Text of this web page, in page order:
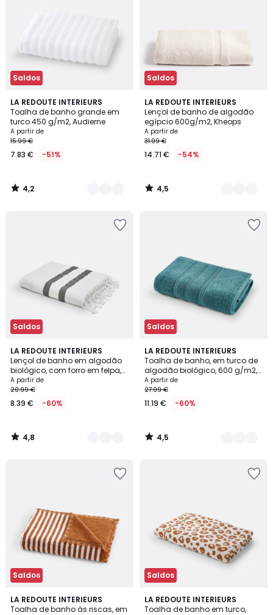
Saldos
LA REDOUTE INTERIEURS
Toalha de banho grande em
turco 450 g/m2, Audierne
A partir de
15.99 €
7.83 € -51%
4,2
/ 5
3
Cores
4,2
/
Saldos
LA REDOUTE INTERIEURS
Lençol de banho de algodão
egípcio 600g/m2, Kheops
A partir de
31.99 €
14.71 € -54%
4,5
/ 5
12
Cores
4,5
/
Saldos
LA REDOUTE INTERIEURS
Lençol de banho em algodão
biológico, com forro em felpa,
ANTALYA
A partir de
20.99 €
8.39 € -60%
4,8
/ 5
3
Cores
4,8
/
Saldos
LA REDOUTE INTERIEURS
Toalha de banho, em turco de
algodão biológico, 600 g/m2,
Ismo
A partir de
27.99 €
11.19 € -60%
4,5
/ 5
9
Cores
4,5
/
Saldos
LA REDOUTE INTERIEURS
Toalha de banho às riscas, em
4,2
/ 5
3
Cores
Saldos
LA REDOUTE INTERIEURS
Toalha de banho em turco,
5
/